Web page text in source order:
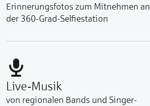
Erinnerungsfotos zum Mitnehmen an
der 360-Grad-Selfiestation
Live-Musik
von regionalen Bands und Singer-